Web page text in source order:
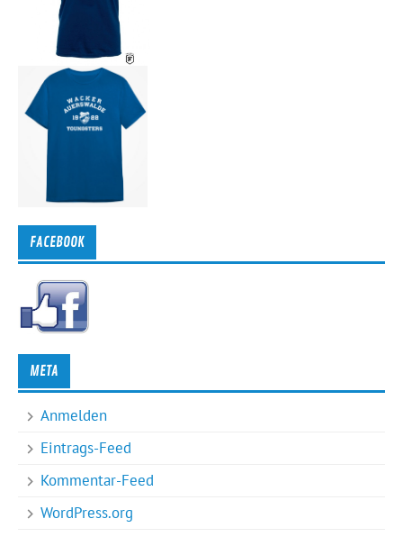
FACEBOOK
META
Anmelden
Eintrags-Feed
Kommentar-Feed
WordPress.org